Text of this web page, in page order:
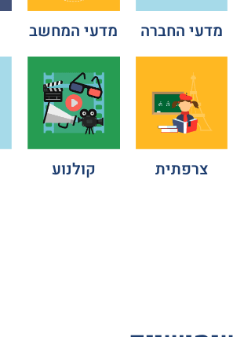
מדעי החברה מדעי המחשב
צרפתית קולנוע